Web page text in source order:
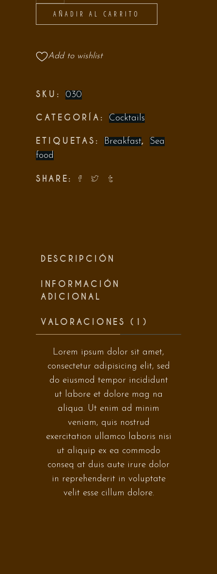
AÑADIR AL CARRITO
Add to wishlist
SKU: 030
CATEGORÍA: Cocktails
ETIQUETAS: Breakfast,
Sea
food
SHARE:
DESCRIPCIÓN
INFORMACIÓN
ADICIONAL
VALORACIONES (1)
Lorem ipsum dolor sit amet,
consectetur adipisicing elit, sed
do eiusmod tempor incididunt
ut labore et dolore mag na
aliqua. Ut enim ad minim
veniam, quis nostrud
exercitation ullamco laboris nisi
ut aliquip ex ea commodo
conseq at duis aute irure dolor
in reprehenderit in voluptate
velit esse cillum dolore.